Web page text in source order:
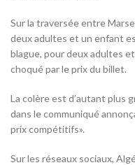
Sur la traversée entre
deux adultes et un enfant
blague, pour deux adultes
choqué par le prix du billet.
La colère est d’autant plus
dans le communiqué
prix compétitifs».
Sur les réseaux sociaux,